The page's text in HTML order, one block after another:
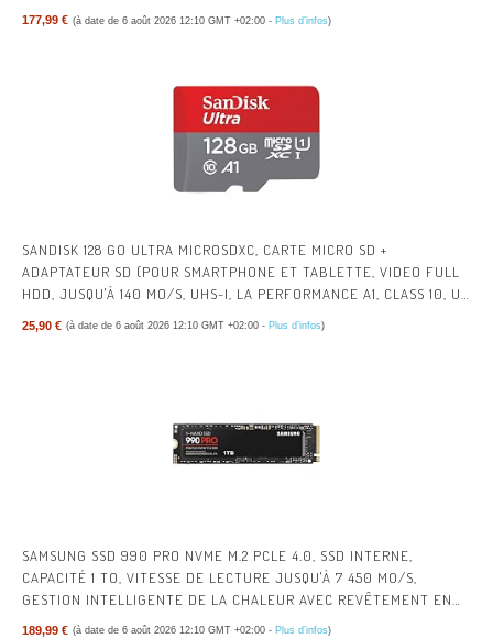
177,99 € (à date de 6 août 2026 12:10 GMT +02:00 - Plus d’infos)
SANDISK 128 GO ULTRA MICROSDXC, CARTE MICRO SD +
ADAPTATEUR SD (POUR SMARTPHONE ET TABLETTE, VIDEO FULL
HDD, JUSQU'À 140 MO/S, UHS-I, LA PERFORMANCE A1, CLASS 10, U1)
| ADAPTATEUR INCLUS, JUSQU'À 140 MO/S, UHS-I, U1, CLASSE 10, A1,
VIDÉO FULL HD
25,90 € (à date de 6 août 2026 12:10 GMT +02:00 - Plus d’infos)
SAMSUNG SSD 990 PRO NVME M.2 PCLE 4.0, SSD INTERNE,
CAPACITÉ 1 TO, VITESSE DE LECTURE JUSQU'À 7 450 MO/S,
GESTION INTELLIGENTE DE LA CHALEUR AVEC REVÊTEMENT EN
NICKEL, MZ-V9P1T0BW
189,99 € (à date de 6 août 2026 12:10 GMT +02:00 - Plus d’infos)